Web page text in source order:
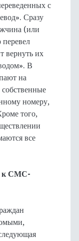
с
Сразу
(или
вернуть их
В
на
номеру,
того,
все
к СМС-